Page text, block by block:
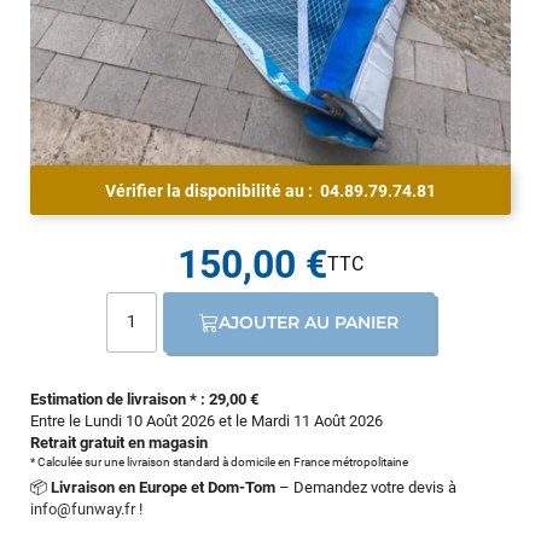
Vérifier la disponibilité au : 04.89.79.74.81
Estimation de livraison * : 29,00 €
Entre le Lundi 10 Août 2026 et le Mardi 11 Août 2026
Retrait gratuit en magasin
* Calculée sur une livraison standard à domicile en France métropolitaine
📦 Livraison en Europe et Dom-Tom – Demandez votre devis à
info@funway.fr!
150,00 €
AJOUTER AU PANIER